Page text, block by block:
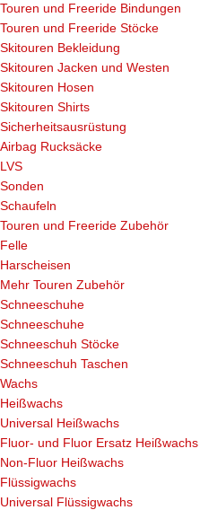
Touren und Freeride Bindungen
Touren und Freeride Stöcke
Skitouren Bekleidung
Skitouren Jacken und Westen
Skitouren Hosen
Skitouren Shirts
Sicherheitsausrüstung
Airbag Rucksäcke
LVS
Sonden
Schaufeln
Touren und Freeride Zubehör
Felle
Harscheisen
Mehr Touren Zubehör
Schneeschuhe
Schneeschuhe
Schneeschuh Stöcke
Schneeschuh Taschen
Wachs
Heißwachs
Universal Heißwachs
Fluor- und Fluor Ersatz Heißwachs
Non-Fluor Heißwachs
Flüssigwachs
Universal Flüssigwachs